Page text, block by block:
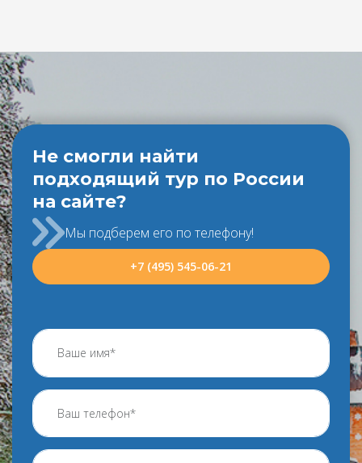
Не смогли найти
подходящий тур по России
на сайте?
Мы подберем его по телефону!
+7 (495) 545-06-21